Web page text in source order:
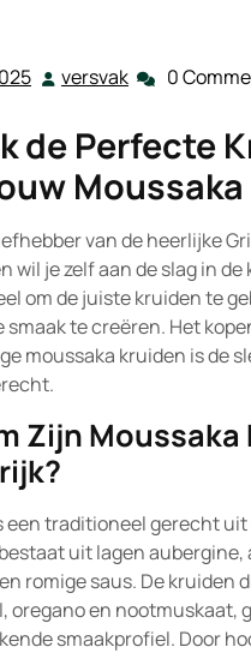
08
2025
versvak versvak
0
de Perfecte
Moussaka
van de heerlijke
wil je zelf aan de slag in de
om de juiste kruiden te
te creëren. Het
moussaka kruiden is de
Zijn Moussaka
een traditioneel gerecht uit
uit lagen aubergine,
romige saus. De kruiden
oregano en nootmuskaat,
smaakprofiel. Door